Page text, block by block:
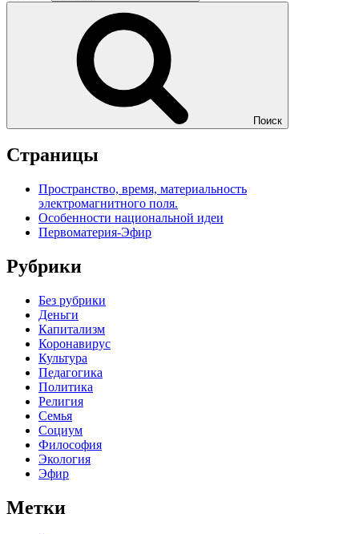
Поиск
Страницы
Пространство, время, материальность
электромагнитного поля.
Особенности национальной идеи
Первоматерия-Эфир
Рубрики
Без рубрики
Деньги
Капитализм
Коронавирус
Культура
Педагогика
Политика
Религия
Семья
Социум
Философия
Экология
Эфир
Метки